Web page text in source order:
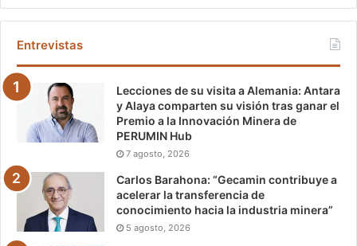
Entrevistas
Lecciones de su visita a Alemania: Antara
y Alaya comparten su visión tras ganar el
Premio a la Innovación Minera de
PERUMIN Hub
7 agosto, 2026
Carlos Barahona: “Gecamin contribuye a
acelerar la transferencia de
conocimiento hacia la industria minera”
5 agosto, 2026